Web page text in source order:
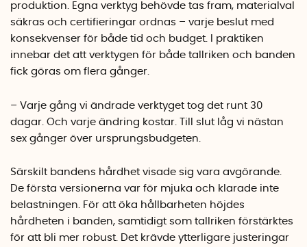
produktion. Egna verktyg behövde tas fram, materialval
säkras och certifieringar ordnas – varje beslut med
konsekvenser för både tid och budget. I praktiken
innebar det att verktygen för både tallriken och banden
fick göras om flera gånger.
– Varje gång vi ändrade verktyget tog det runt 30
dagar. Och varje ändring kostar. Till slut låg vi nästan
sex gånger över ursprungsbudgeten.
Särskilt bandens hårdhet visade sig vara avgörande.
De första versionerna var för mjuka och klarade inte
belastningen. För att öka hållbarheten höjdes
hårdheten i banden, samtidigt som tallriken förstärktes
för att bli mer robust. Det krävde ytterligare justeringar